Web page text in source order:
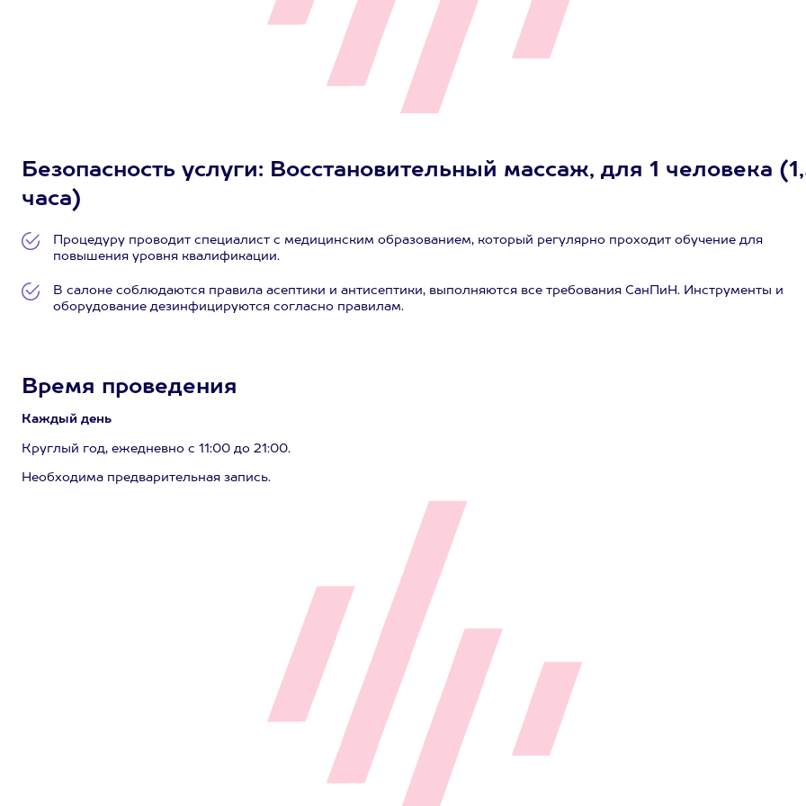
Безопасность услуги: Восстановительный массаж, для 1 человека
часа)
Процедуру проводит специалист с медицинским образованием, который регулярно проходит обучение для
повышения уровня квалификации.
В салоне соблюдаются правила асептики и антисептики, выполняются все требования СанПиН. Инструменты и
оборудование дезинфицируются согласно правилам.
Время проведения
Каждый день
Круглый год, ежедневно с 11:00 до 21:00.
Необходима предварительная запись.